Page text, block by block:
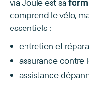
via Joule est sa
comprend le vélo,
essentiels :
entretien et
assurance contre
assistance